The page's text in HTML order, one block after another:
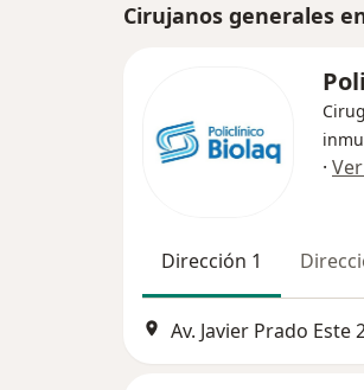
Cirujanos generales
·
Dirección 1
Av. Javier Prado Este